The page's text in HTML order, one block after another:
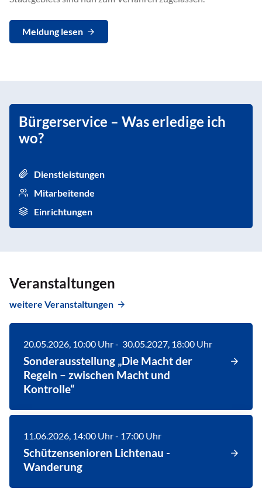
Meldung lesen
Bürgerservice – Was erledige ich
wo?
Dienstleistungen
Mitarbeitende
Einrichtungen
Veranstaltungen
weitere Veranstaltungen
20.05.2026, 10:00 Uhr- 30.05.2027, 18:00 Uhr
Sonderausstellung „Die Macht der
Regeln – zwischen Macht und
Kontrolle“
11.06.2026, 14:00 Uhr- 17:00 Uhr
Schützensenioren Lichtenau -
Wanderung